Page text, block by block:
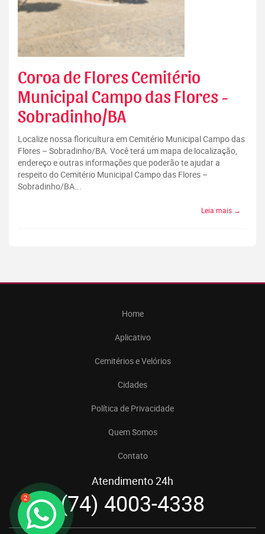
2
Coroa de Flores Cemitério
Municipal Campo das Flores -
Sobradinho/BA
Localize nossa floricultura em Cemitério Municipal Campo das
Flores – Sobradinho/BA. Você terá um mapa de localização,
endereço e outras informações que poderão te ajudar a
respeito do Cemitério Municipal Campo das Flores –
Sobradinho/BA...
Leia mais →
Home
Aplicativo
Cemitérios e Velórios
Cidades
Política de Privacidade
Quem Somos
Contato
Atendimento 24h
(74) 4003-4338